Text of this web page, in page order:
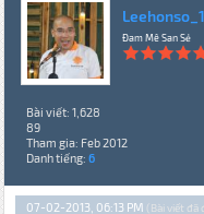
Đam Mê San Sẻ
Bài viết: 1,628
89
Tham gia: Feb 2012
Danh tiếng: 6
07-02-2013, 06:13 PM (Bài viết đã